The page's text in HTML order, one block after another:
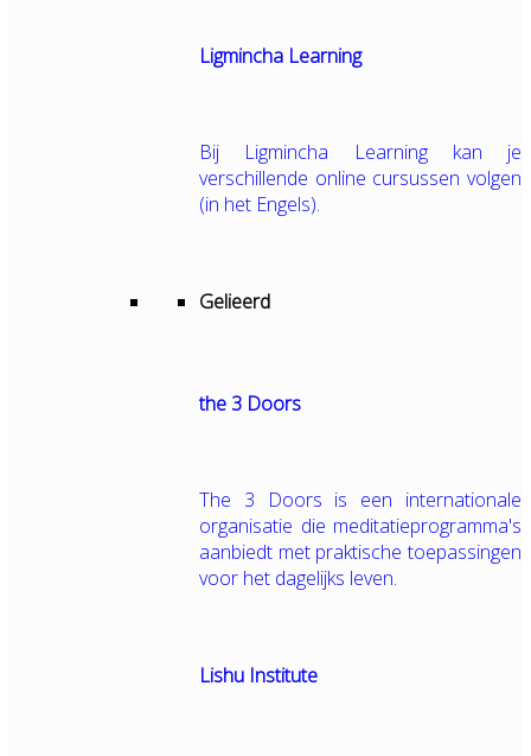
Ligmincha Learning
Bij Ligmincha Learning kan je
verschillende online cursussen volgen
(in het Engels).
Gelieerd
the 3 Doors
The 3 Doors is een internationale
organisatie die meditatieprogramma's
aanbiedt met praktische toepassingen
voor het dagelijks leven.
Lishu Institute